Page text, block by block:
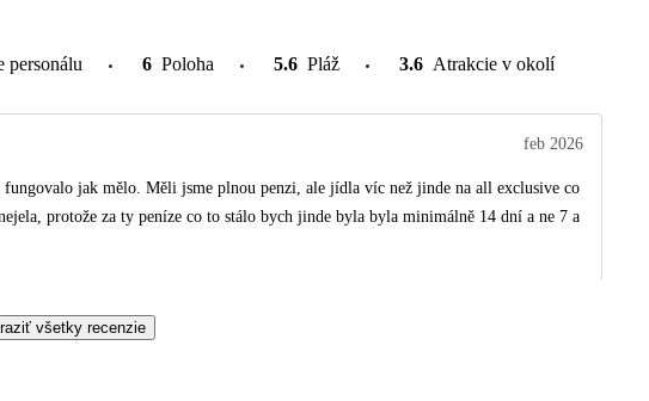
personálu 6 Poloha 5.6 Pláž 3.6 Atrakcie v okolí
feb 2026
fungovalo jak mělo. Měli jsme plnou penzi, ale jídla víc než jinde na all exclusive co
protože za ty peníze co to stálo bych jinde byla byla minimálně 14 dní a ne 7 a
všetky recenzie